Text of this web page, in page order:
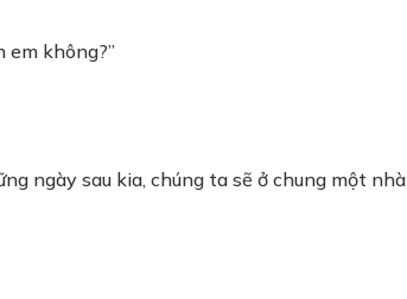
em không?”
ngày sau kia, chúng ta sẽ ở chung một